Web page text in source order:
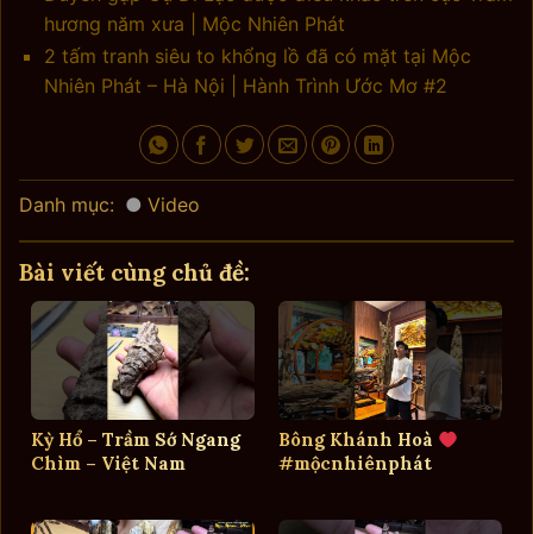
hương năm xưa | Mộc Nhiên Phát
2 tấm tranh siêu to khổng lồ đã có mặt tại Mộc
Nhiên Phát – Hà Nội | Hành Trình Ước Mơ #2
Danh mục: Video
Bài viết cùng chủ đề:
Kỳ Hổ – Trầm Sớ Ngang
Chìm – Việt Nam
Bông Khánh Hoà
#mộcnhiênphát